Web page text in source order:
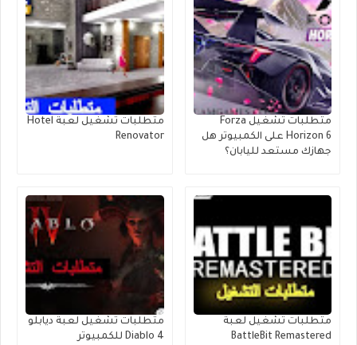
متطلبات تشغيل Forza
Horizon 6 على الكمبيوتر هل
جهازك مستعد لليابان؟
متطلبات تشغيل لعبة Hotel
Renovator
متطلبات تشغيل لعبة
BattleBit Remastered
متطلبات تشغيل لعبة ديابلو
Diablo 4 للكمبيوتر